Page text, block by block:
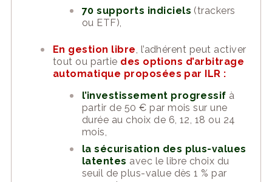
70 supports indiciels (trackers
ou ETF),
En gestion libre , l’adhérent peut activer
tout ou partie des options d’arbitrage
automatique proposées par ILR :
l’investissement progressif à
partir de 50 € par mois sur une
durée au choix de 6, 12, 18 ou 24
mois,
la sécurisation des plus-values
latentes avec le libre choix du
seuil de plus-value dès 1 % par